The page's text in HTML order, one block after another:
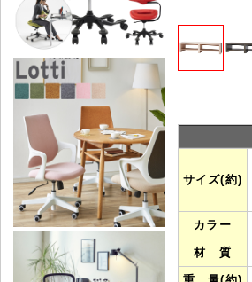
サイズ(約)
カラー
材 質